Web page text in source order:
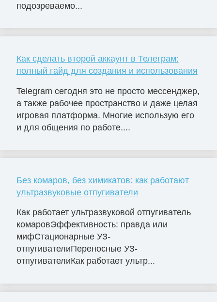
подозреваемо...
Как сделать второй аккаунт в Телеграм:
полный гайд для создания и использования
Telegram сегодня это не просто мессенджер,
а также рабочее пространство и даже целая
игровая платформа. Многие использую его
и для общения по работе....
Без комаров, без химикатов: как работают
ультразвуковые отпугиватели
Как работает ультразвуковой отпугиватель
комаровЭффективность: правда или
мифСтационарные УЗ-
отпугивателиПереносные УЗ-
отпугивателиКак работает ультр...